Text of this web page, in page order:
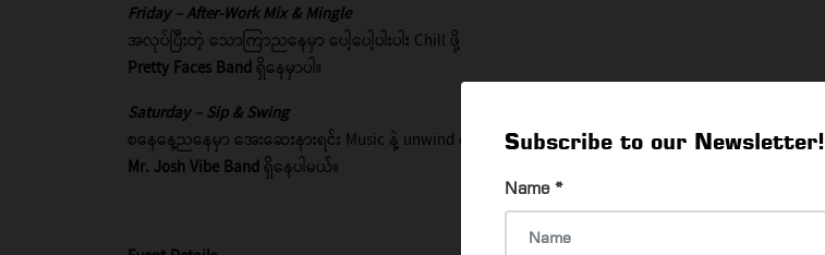
Subscribe to our Newsletter!
Name *
Friday – After-Work Mix & Mingle
အလုပ်ပြီးတဲ့ သောကြာညနေမှာ ပေါ့ပေါ့ပါးပါး Chill ဖို့
Pretty Faces Bandရှိနေမှာပါ။
Saturday – Sip & Swing
စနေနေ့ညနေမှာ အေးဆေးနားရင်း Music နဲ့ unwind လုပ်ဖို့
Mr. Josh Vibe Bandရှိနေပါမယ်။